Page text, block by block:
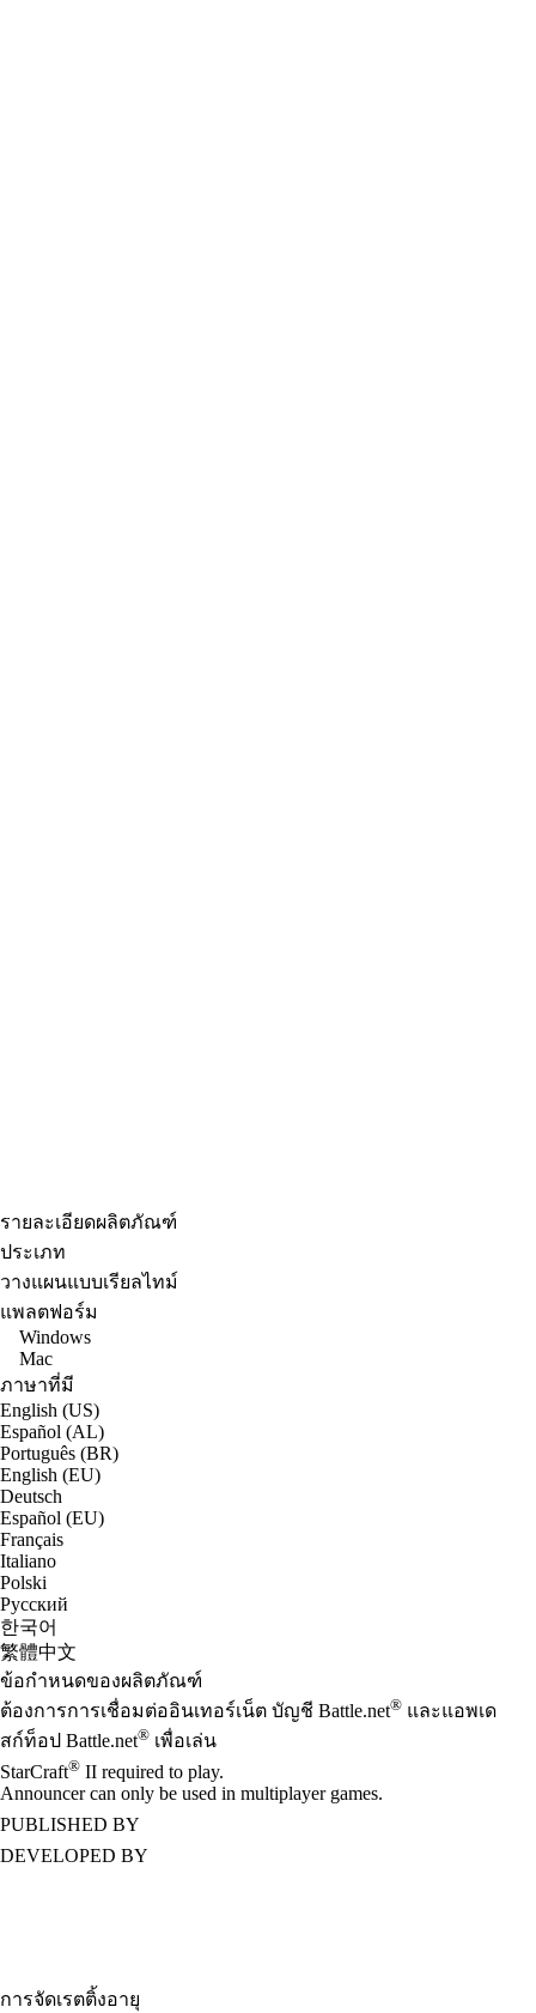
รายละเอียดผลิตภัณฑ์
ประเภท
วางแผนแบบเรียลไทม์
แพลตฟอร์ม
Windows
Mac
ภาษาที่มี
English (US)
Español (AL)
Português (BR)
English (EU)
Deutsch
Español (EU)
Français
Italiano
Polski
Русский
한국어
繁體中文
ข้อกำหนดของผลิตภัณฑ์
ต้องการการเชื่อมต่ออินเทอร์เน็ต บัญชี Battle.net® และแอพเด
สก์ท็อป Battle.net® เพื่อเล่น
StarCraft® II required to play.
Announcer can only be used in multiplayer games.
PUBLISHED BY
DEVELOPED BY
การจัดเรตติ้งอายุ